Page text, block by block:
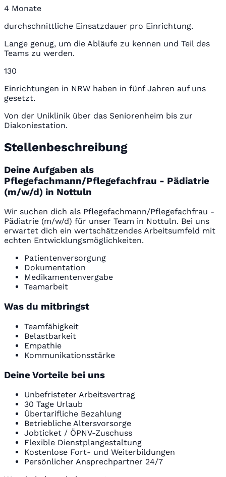
4 Monate
durchschnittliche Einsatzdauer pro Einrichtung.
Lange genug, um die Abläufe zu kennen und Teil des
Teams zu werden.
130
Einrichtungen in NRW haben in fünf Jahren auf uns
gesetzt.
Von der Uniklinik über das Seniorenheim bis zur
Diakoniestation.
Stellenbeschreibung
Deine Aufgaben als
Pflegefachmann/Pflegefachfrau - Pädiatrie
(m/w/d) in Nottuln
Wir suchen dich als Pflegefachmann/Pflegefachfrau -
Pädiatrie (m/w/d) für unser Team in Nottuln. Bei uns
erwartet dich ein wertschätzendes Arbeitsumfeld mit
echten Entwicklungsmöglichkeiten.
Patientenversorgung
Dokumentation
Medikamentenvergabe
Teamarbeit
Was du mitbringst
Teamfähigkeit
Belastbarkeit
Empathie
Kommunikationsstärke
Deine Vorteile bei uns
Unbefristeter Arbeitsvertrag
30 Tage Urlaub
Übertarifliche Bezahlung
Betriebliche Altersvorsorge
Jobticket / ÖPNV-Zuschuss
Flexible Dienstplangestaltung
Kostenlose Fort- und Weiterbildungen
Persönlicher Ansprechpartner 24/7